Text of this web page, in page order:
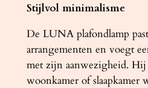
a
n
t
a
l
Stijlvol minimalisme
De LUNA plafondlamp
arrangementen en voegt
met zijn aanwezigheid.
woonkamer of slaapkamer